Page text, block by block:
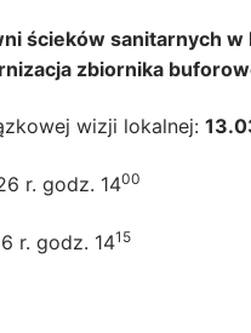
ścieków sanitarnych
zbiornika
wizji lokalnej:
r. godz. 1400
r. godz. 1415